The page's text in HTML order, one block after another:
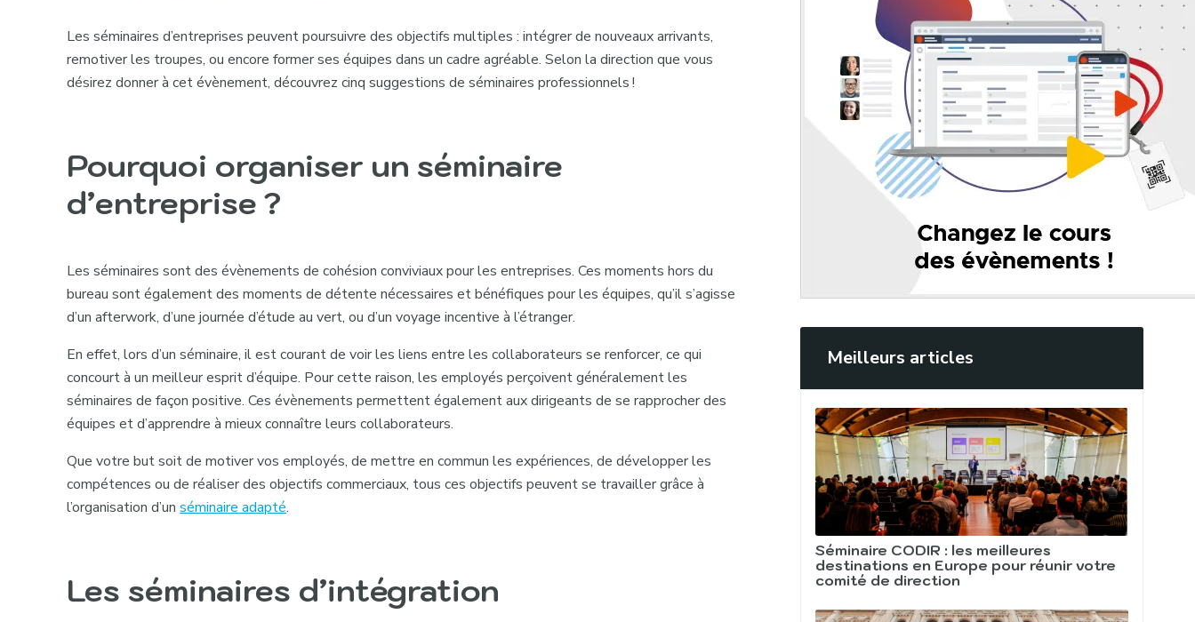
Lesséminaires d’entreprises peuvent poursuivre des objectifs multiples : intégrer de nouveaux arrivants,
remotiver les troupes, ou encore former ses équipes dans un cadre agréable. Selon la direction que vous
désirez donner à cet évènement, découvrez cinq suggestions de séminaires professionnels !
Pourquoi organiser un séminaire
d’entreprise ?
Les séminaires sont des évènements de cohésion conviviaux pour les entreprises. Ces moments hors du
bureau sont également des moments de détente nécessaires et bénéfiques pour les équipes, qu’il s’agisse
d’unafterwork, d’une journée d’étude au vert, ou d’unvoyage incentive à l’étranger.
En effet, lors d’un séminaire, il est courant de voir les liens entre les collaborateurs se renforcer, ce qui
concourt à unmeilleur esprit d’équipe. Pour cette raison, les employés perçoivent généralement les
séminaires de façon positive. Ces évènements permettent également aux dirigeants de se rapprocher des
équipes et d’apprendre à mieux connaître leurs collaborateurs.
Que votre but soit de motiver vos employés, de mettre en commun les expériences, de développer les
compétences ou de réaliser des objectifs commerciaux, tous ces objectifs peuvent se travailler grâce à
l’organisation d’unséminaire adapté.
Les séminaires d’intégration
Meilleurs articles
Séminaire CODIR : les meilleures
destinations en Europe pour réunir votre
comité de direction